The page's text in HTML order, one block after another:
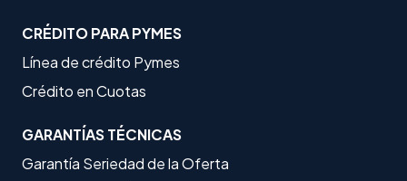
CRÉDITO PARA PYMES
Línea de crédito Pymes
Crédito en Cuotas
GARANTÍAS TÉCNICAS
Garantía Seriedad de la Oferta